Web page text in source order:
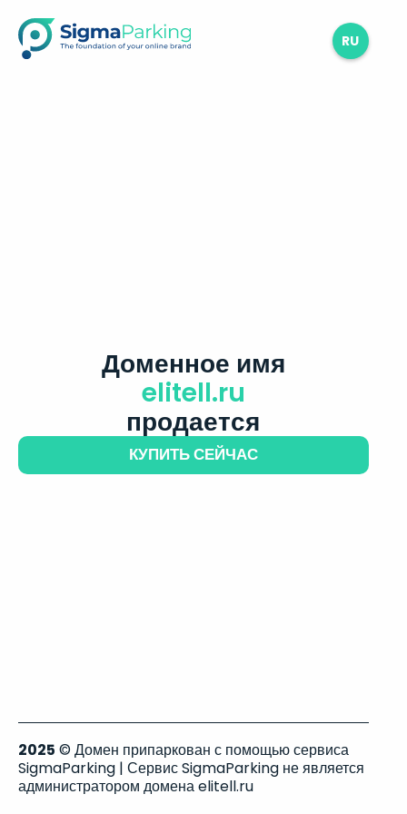
RU
Доменное имя
elitell.ru
продается
КУПИТЬ СЕЙЧАС
2025 © Домен припаркован с помощью сервиса
SigmaParking | Сервис SigmaParking не является
администратором домена elitell.ru